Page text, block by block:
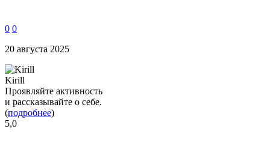
0 0
20 августа 2025
Kirill
Проявляйте активность
и рассказывайте о себе.
(подробнее)
5,0